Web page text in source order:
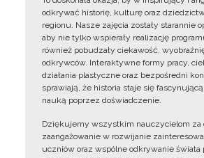
odkrywać historię, kulturę oraz
regionu. Nasze zajęcia zostały starannie
aby nie tylko wspierały realizację
również pobudzały ciekawość,
odkrywców. Interaktywne formy pracy,
działania plastyczne oraz bezpośredni
sprawiają, że historia staje się
nauką poprzez doświadczenie.
Dziękujemy wszystkim nauczycielom za
zaangażowanie w rozwijanie
uczniów oraz wspólne odkrywanie świata